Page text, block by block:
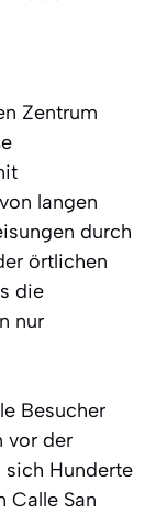
Zentrum
langen
durch
örtlichen
die
nur
Besucher
vor der
sich Hunderte
Calle San